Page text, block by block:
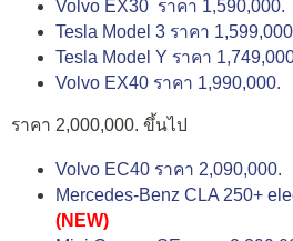
Volvo EX30 ราคา 1,590,000.
Tesla Model 3 ราคา
Tesla Model Y ราคา
Volvo EX40 ราคา 1,990,000.
ราคา 2,000,000. ขึ้นไป
Volvo EC40 ราคา 2,090,000.
Mercedes-Benz CLA 250+
(NEW)